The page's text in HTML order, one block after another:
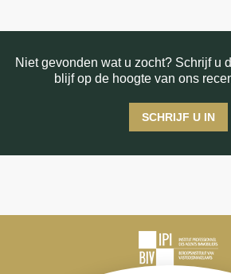
Niet gevonden wat u zocht? Schrijf u
blijf op de hoogte van ons
SCHRIJF U IN